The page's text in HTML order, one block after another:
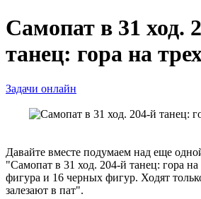
Самопат в 31 ход.
танец: гора на
Задачи онлайн
Давайте вместе подумаем над еще
"Самопат в 31 ход. 204-й танец: гора на
фигура и 16 черных фигур. Ходят
залезают в пат".